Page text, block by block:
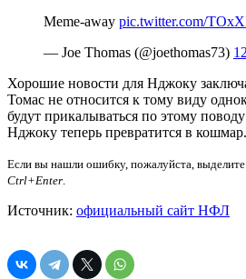
Meme-away pic.twitter.com/
— Joe Thomas (@joethomas73)
Хорошие новости для Нджоку
Томас не относится к тому виду
будут прикалываться по этому
Нджоку теперь превратится в кошмар.
Если вы нашли ошибку, пожалуйста,
Ctrl+Enter.
Источник: официальный сайт НФЛ